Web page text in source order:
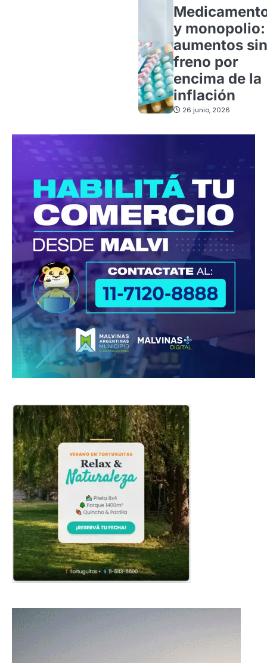
y monopolio:
aumentos sin
freno por
encima de la
inflación
26 junio, 2026